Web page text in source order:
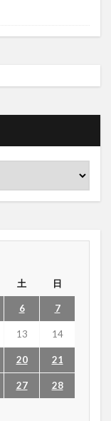
土 日
6 7
13 14
20 21
27 28